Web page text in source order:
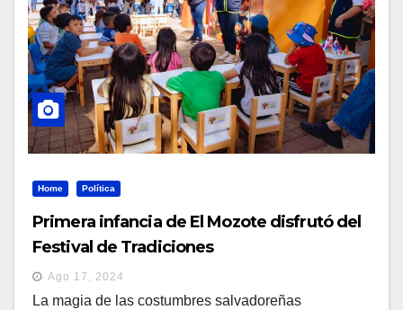
Home Política
Primera infancia de El Mozote disfrutó del
Festival de Tradiciones
Ago 17, 2024
La magia de las costumbres salvadoreñas